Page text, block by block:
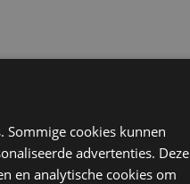
Sommige cookies kunnen
advertenties. Deze
en analytische cookies om